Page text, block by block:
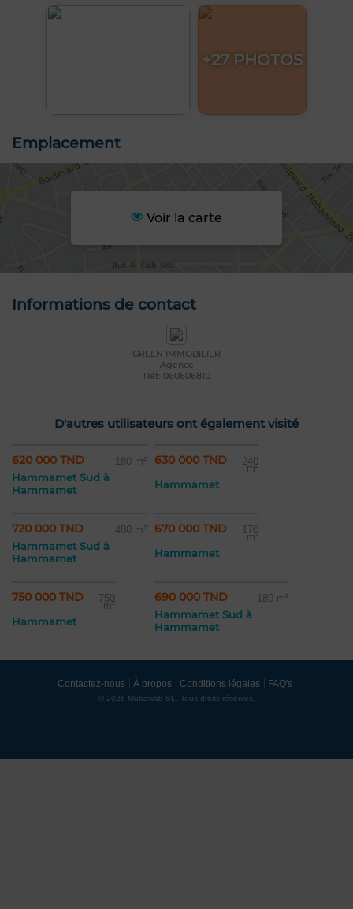
+27 PHOTOS
Emplacement
Voir la carte
Informations de contact
GREEN IMMOBILIER
Agence
Réf: 060606810
D'autres utilisateurs ont également visité
620 000 TND 180 m²
Hammamet Sud à
Hammamet
630 000 TND 240
m²
Hammamet
720 000 TND 480 m²
Hammamet Sud à
Hammamet
670 000 TND 170
m²
Hammamet
750 000 TND 750
m²
Hammamet
690 000 TND 180 m²
Hammamet Sud à
Hammamet
Contactez-nous À propos Conditions légales FAQ's
© 2026 Mubawab SL. Tous droits réservés.